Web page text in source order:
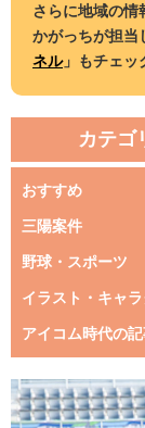
さらに地域の情
かがっちが担当
ネル」もチェ
カテゴ
おすすめ
三陽案件
野球・スポーツ
イラスト・キャ
アイコム時代の